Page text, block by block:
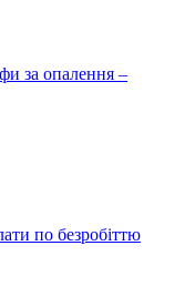
за опалення –
по безробіттю